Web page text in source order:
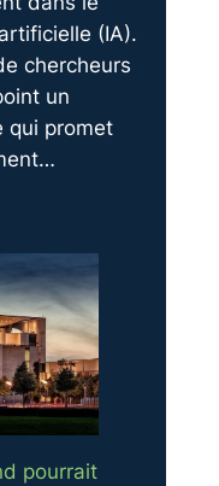
(IA).
chercheurs
un
qui promet
pourrait